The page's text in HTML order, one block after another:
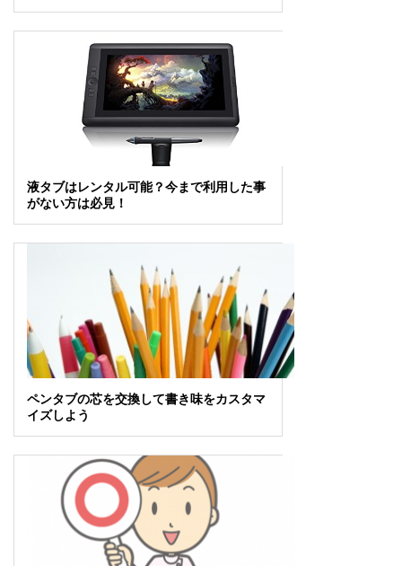
液タブはレンタル可能？今まで利用した事
がない方は必見！
ペンタブの芯を交換して書き味をカスタマ
イズしよう